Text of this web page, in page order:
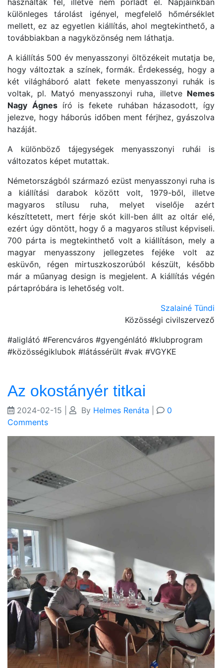
használták fel, illetve nem porladt el. Napjainkban
különleges tárolást igényel, megfelelő hőmérséklet
mellett, ez az egyetlen kiállítás, ahol megtekinthető, a
továbbiakban a nagyközönség nem láthatja.
A kiállítás 500 év menyasszonyi öltözékeit mutatja be,
hogy változtak a színek, formák. Érdekesség, hogy a
két világháboró alatt fekete menyasszonyi ruhák is
voltak, pl. Matyó menyasszonyi ruha, illetve Nemes
Nagy Ágnesíró is fekete ruhában házasodott, így
jelezve, hogy háborús időben ment férjhez, gyászolva
hazáját.
A különböző tájegységek menyasszonyi ruhái is
változatos képet mutattak.
Németországból származó ezüst menyasszonyi ruha is
a kiállítási darabok között volt, 1979-ből, illetve
magyaros stílusu ruha, melyet viselője azért
készíttetett, mert férje skót kill-ben állt az oltár elé,
ezért úgy döntött, hogy ő a magyaros stílust képviseli.
700 párta is megtekinthető volt a kiállításon, mely a
magyar menyasszony jellegzetes fejéke volt az
esküvőn, régen mirtuszkoszorúból készült, később
már a műanyag design is megjelent. A kiállítás végén
pártapróbára is lehetőség volt.
Szalainé Tündi
Közösségi civilszervező
#aliglátó #Ferencváros #gyengénlátó #klubprogram
#közösségiklubok #látássérült #vak #VGYKE
Az okostányér titkai
2024-02-15 By Helmes Renáta
0
Comments